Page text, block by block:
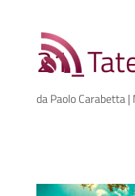
daPaolo Carabetta|